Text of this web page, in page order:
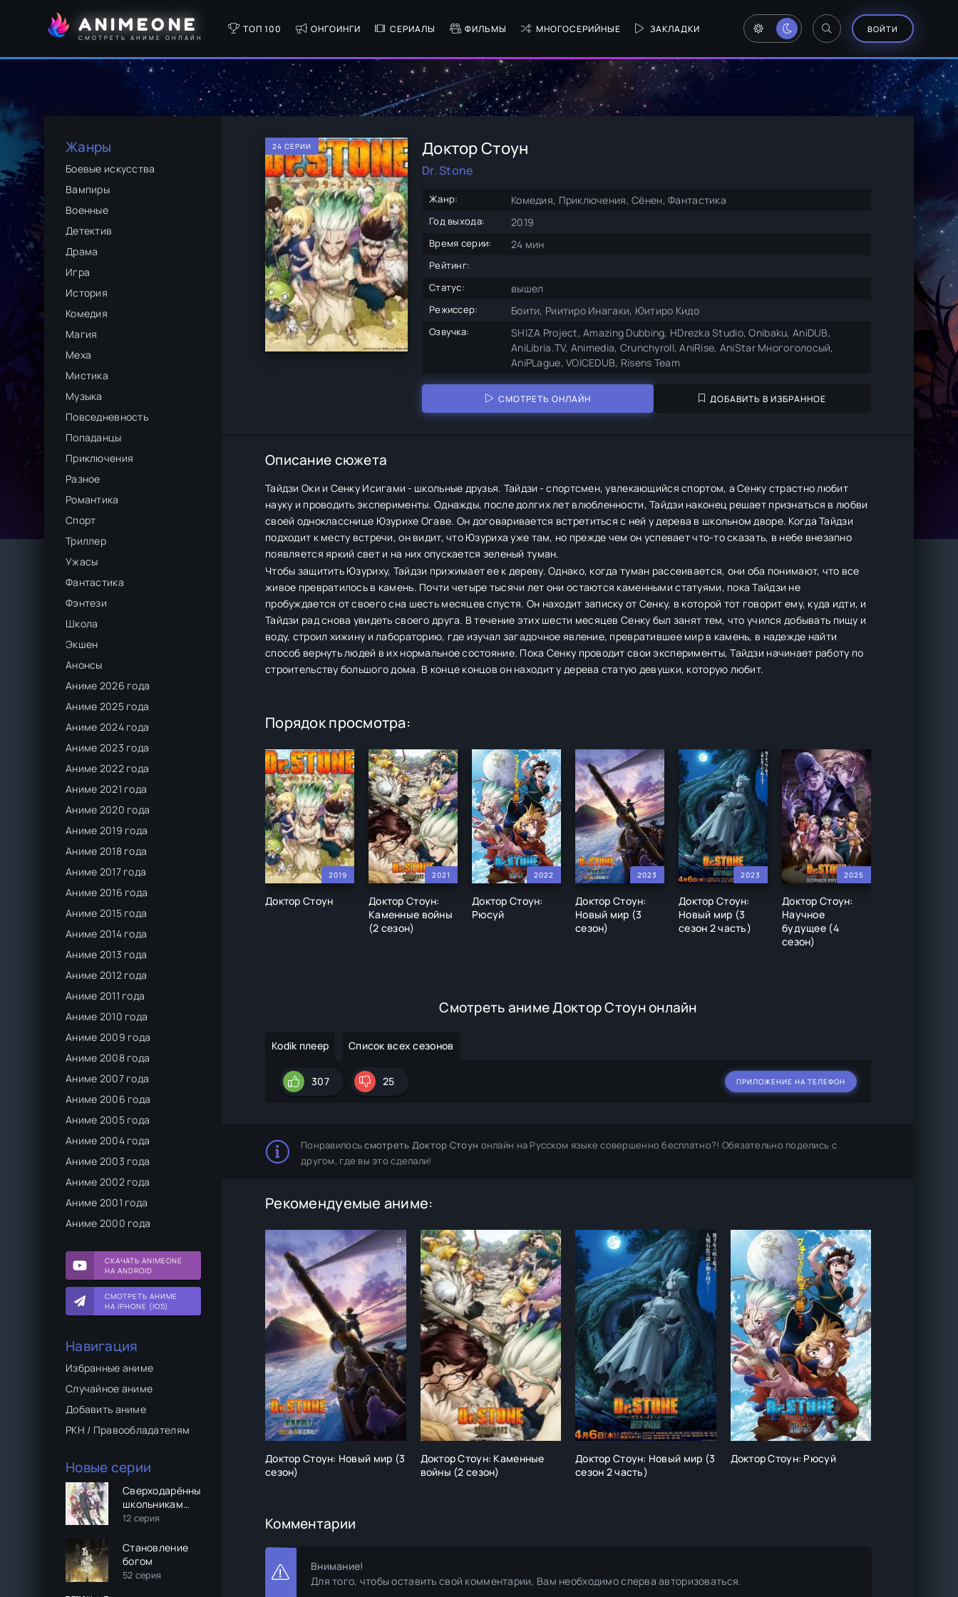
ANIMEONE
СМОТРЕТЬ АНИМЕ ОНЛАЙН
ТОП 100 ОНГОИНГИ СЕРИАЛЫ ФИЛЬМЫ МНОГОСЕРИЙНЫЕ ЗАКЛАДКИ ВОЙТИ
Жанры
Боевые искусства
Вампиры
Военные
Детектив
Драма
Игра
История
Комедия
Магия
Меха
Мистика
Музыка
Повседневность
Попаданцы
Приключения
Разное
Романтика
Спорт
Триллер
Ужасы
Фантастика
Фэнтези
Школа
Экшен
Анонсы
Аниме 2026 года
Аниме 2025 года
Аниме 2024 года
Аниме 2023 года
Аниме 2022 года
Аниме 2021 года
Аниме 2020 года
Аниме 2019 года
Аниме 2018 года
Аниме 2017 года
Аниме 2016 года
Аниме 2015 года
Аниме 2014 года
Аниме 2013 года
Аниме 2012 года
Аниме 2011 года
Аниме 2010 года
Аниме 2009 года
Аниме 2008 года
Аниме 2007 года
Аниме 2006 года
Аниме 2005 года
Аниме 2004 года
Аниме 2003 года
Аниме 2002 года
Аниме 2001 года
Аниме 2000 года
СКАЧАТЬ ANIMEONE
НА ANDROID
СМОТРЕТЬ АНИМЕ
НА IPHONE (IOS)
Навигация
Избранные аниме
Случайное аниме
Добавить аниме
РКН / Правообладателям
Новые серии
Сверходарённым
школьникам
даже другой
12 серия
Становление
богом
52 серия
24 СЕРИИ Доктор Стоун
Dr. Stone
Жанр: Комедия, Приключения, Сёнен, Фантастика
Год выхода: 2019
Время серии: 24 мин
Рейтинг:
Статус:
вышел
Режиссер: Боити, Риитиро Инагаки, Юитиро Кидо
Озвучка:
SHIZA Project, Amazing Dubbing, HDrezka Studio, Onibaku, AniDUB,
AniLibria.TV, Animedia, Crunchyroll, AniRise, AniStar Многоголосый,
AniPLague, VOICEDUB, Risens Team
СМОТРЕТЬ ОНЛАЙН ДОБАВИТЬ В ИЗБРАННОЕ
Описание сюжета
Тайдзи Оки и Сенку Исигами - школьные друзья. Тайдзи - спортсмен, увлекающийся спортом, а Сенку страстно любит
науку и проводить эксперименты. Однажды, после долгих лет влюбленности, Тайдзи наконец решает признаться в любви
своей однокласснице Юзурихе Огаве. Он договаривается встретиться с ней у дерева в школьном дворе. Когда Тайдзи
подходит к месту встречи, он видит, что Юзуриха уже там, но прежде чем он успевает что-то сказать, в небе внезапно
появляется яркий свет и на них опускается зеленый туман.
Чтобы защитить Юзуриху, Тайдзи прижимает ее к дереву. Однако, когда туман рассеивается, они оба понимают, что все
живое превратилось в камень. Почти четыре тысячи лет они остаются каменными статуями, пока Тайдзи не
пробуждается от своего сна шесть месяцев спустя. Он находит записку от Сенку, в которой тот говорит ему, куда идти, и
Тайдзи рад снова увидеть своего друга. В течение этих шести месяцев Сенку был занят тем, что учился добывать пищу и
воду, строил хижину и лабораторию, где изучал загадочное явление, превратившее мир в камень, в надежде найти
способ вернуть людей в их нормальное состояние. Пока Сенку проводит свои эксперименты, Тайдзи начинает работу по
строительству большого дома. В конце концов он находит у дерева статую девушки, которую любит.
Порядок просмотра:
2019
Доктор Стоун
2021
Доктор Стоун:
Каменные войны
(2 сезон)
2022
Доктор Стоун:
Рюсуй
2023
Доктор Стоун:
Новый мир (3
сезон)
2023
Доктор Стоун:
Новый мир (3
сезон 2 часть)
2025
Доктор Стоун:
Научное
будущее (4
сезон)
Смотреть аниме Доктор Стоун онлайн
Kodik плеер Список всех сезонов
307 25 ПРИЛОЖЕНИЕ НА ТЕЛЕФОН
Понравилосьсмотреть Доктор Стоун онлайн на Русском языке совершенно бесплатно?! Обязательно поделись с
другом, где вы это сделали!
Рекомендуемые аниме:
Доктор Стоун: Новый мир (3
сезон)
Доктор Стоун: Каменные
войны (2 сезон)
Доктор Стоун: Новый мир (3
сезон 2 часть)
Доктор Стоун: Рюсуй
Комментарии
Внимание!
Для того, чтобы оставить свой комментарии, Вам необходимо сперва авторизоваться.